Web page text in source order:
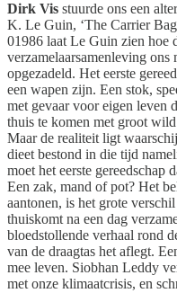
Dirk Vis stuurde ons een
K. Le Guin, ‘The Carrier
01986 laat Le Guin zien hoe
verzamelaarsamenleving ons
opgezadeld. Het eerste
een wapen zijn. Een stok,
met gevaar voor eigen
thuis te komen met groot
Maar de realiteit ligt
dieet bestond in die tijd
moet het eerste gereedschap
Een zak, mand of pot? Het
aantonen, is het grote
thuiskomt na een dag
bloedstollende verhaal rond
van de draagtas het aflegt.
mee leven. Siobhan Leddy
met onze klimaatcrisis, en